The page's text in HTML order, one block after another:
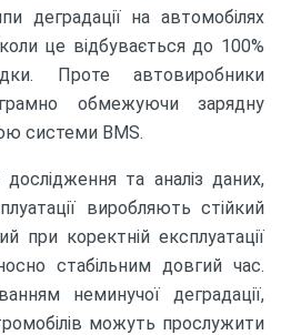
деградації на автомобілях
це відбувається до 100%
Проте автовиробники
обмежуючи зарядну
системи BMS.
та аналіз даних,
виробляють стійкий
при коректній експлуатації
стабільним довгий час.
неминучої деградації,
можуть прослужити